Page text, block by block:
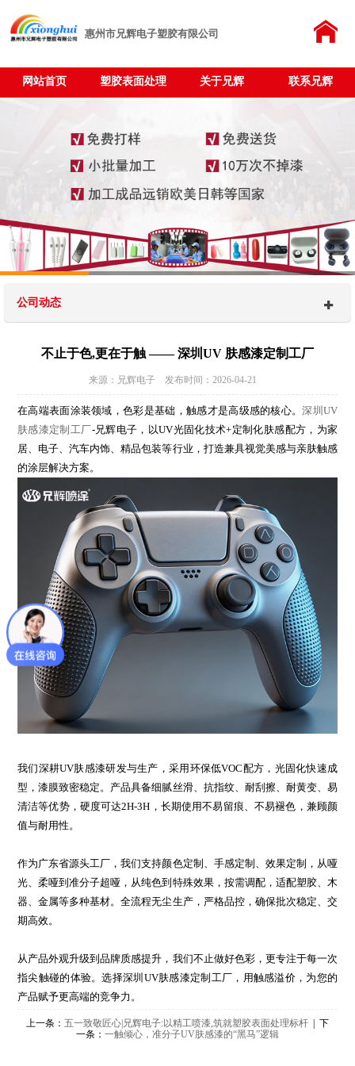
惠州市兄辉电子塑胶有限公司
网站首页 塑胶表面处理 关于兄辉 联系兄辉
公司动态
不止于色,更在于触 —— 深圳UV 肤感漆定制工厂
来源：兄辉电子 发布时间：2026-04-21
在高端表面涂装领域，色彩是基础，触感才是高级感的核心。深圳UV
肤感漆定制工厂-兄辉电子，以UV光固化技术+定制化肤感配方，为家
居、电子、汽车内饰、精品包装等行业，打造兼具视觉美感与亲肤触感
的涂层解决方案。
我们深耕UV肤感漆研发与生产，采用环保低VOC配方，光固化快速成
型，漆膜致密稳定。产品具备细腻丝滑、抗指纹、耐刮擦、耐黄变、易
清洁等优势，硬度可达2H-3H，长期使用不易留痕、不易褪色，兼顾颜
值与耐用性。
作为广东省源头工厂，我们支持颜色定制、手感定制、效果定制，从哑
光、柔哑到准分子超哑，从纯色到特殊效果，按需调配，适配塑胶、木
器、金属等多种基材。全流程无尘生产，严格品控，确保批次稳定、交
期高效。
从产品外观升级到品牌质感提升，我们不止做好色彩，更专注于每一次
指尖触碰的体验。选择深圳UV肤感漆定制工厂，用触感溢价，为您的
产品赋予更高端的竞争力。
上一条： 五一致敬匠心|兄辉电子:以精工喷漆,筑就塑胶表面处理标杆 | 下
一条： 一触倾心，准分子UV肤感漆的“黑马”逻辑